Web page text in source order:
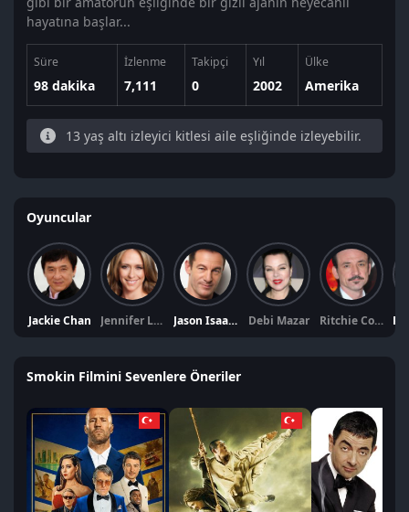
hayatına başlar...
Süre
98 dakika
İzlenme
7,111
Takipçi
0
Yıl
2002
Ülke
Amerika
13 yaş altı izleyici kitlesi aile eşliğinde izleyebilir.
Oyuncular
Jackie Chan Jennifer Love Hewitt Jason Isaacs Debi Mazar Ritchie Coster
Smokin Filmini Sevenlere Öneriler